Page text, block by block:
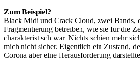
Zum Beispiel?
Black Midi und Crack Cloud, zwei Bands,
Fragmentierung betreiben, wie sie für die
charakteristisch war. Nichts schien mehr
mich nicht sicher. Eigentlich ein Zustand,
Corona aber eine Herausforderung